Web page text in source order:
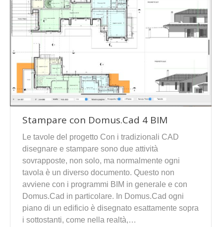
Stampare con Domus.Cad 4 BIM
Le tavole del progetto Con i tradizionali CAD
disegnare e stampare sono due attività
sovrapposte, non solo, ma normalmente ogni
tavola è un diverso documento. Questo non
avviene con i programmi BIM in generale e con
Domus.Cad in particolare. In Domus.Cad ogni
piano di un edificio è disegnato esattamente sopra
i sottostanti, come nella realtà,…